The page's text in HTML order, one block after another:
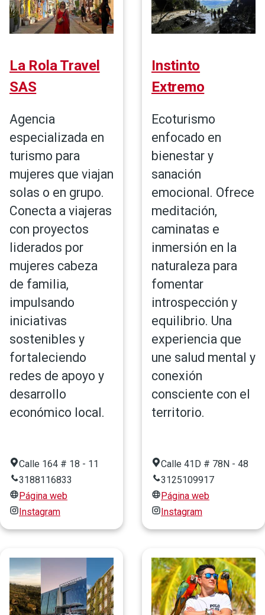
La Rola Travel
SAS
Agencia
especializada en
turismo para
mujeres que viajan
solas o en grupo.
Conecta a viajeras
con proyectos
liderados por
mujeres cabeza
de familia,
impulsando
iniciativas
sostenibles y
fortaleciendo
redes de apoyo y
desarrollo
económico local.
Calle 164 # 18 - 11
3188116833
Página web
Instagram
Instinto
Extremo
Ecoturismo
enfocado en
bienestar y
sanación
emocional. Ofrece
meditación,
caminatas e
inmersión en la
naturaleza para
fomentar
introspección y
equilibrio. Una
experiencia que
une salud mental y
conexión
consciente con el
territorio.
Calle 41D # 78N - 48
3125109917
Página web
Instagram